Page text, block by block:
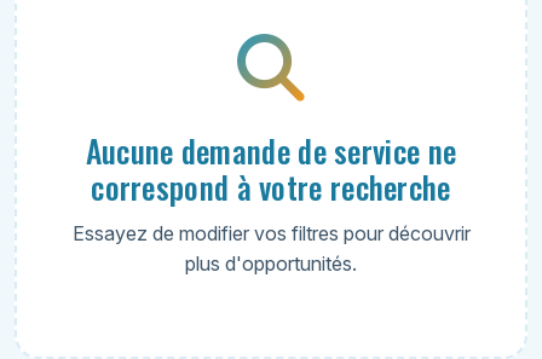
Aucune demande de service ne
correspond à votre recherche
Essayez de modifier vos filtres pour découvrir
plus d'opportunités.